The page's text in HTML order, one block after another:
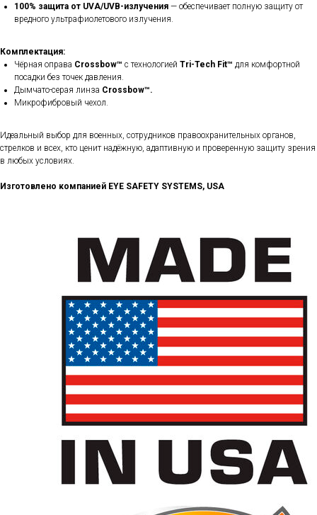
100% защита от UVA/UVB-излучения — обеспечивает полную защиту от
вредного ультрафиолетового излучения.
Комплектация:
Чёрная оправа Crossbow™ с технологией Tri-Tech Fit™ для комфортной
посадки без точек давления.
Дымчато-серая линза Crossbow™.
Микрофибровый чехол​.
Идеальный выбор для военных, сотрудников правоохранительных органов,
стрелков и всех, кто ценит надёжную, адаптивную и проверенную защиту зрения
в любых условиях.
Изготовлено компанией EYE SAFETY SYSTEMS, USA